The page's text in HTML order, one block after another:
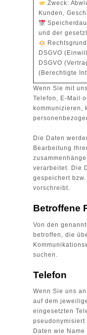
Zweck:
Kunden,
und der
DSGVO
DSGVO
(Berechtigte
Wenn Sie mit
Telefon, E-Mail
kommunizieren,
Die Daten
Bearbeitung
verarbeitet. Die
gespeichert
vorschreibt.
Betroffene
Von den
betroffen, die
suchen.
Telefon
Wenn Sie uns
auf dem
eingesetzten
pseudonymisiert
Daten wie